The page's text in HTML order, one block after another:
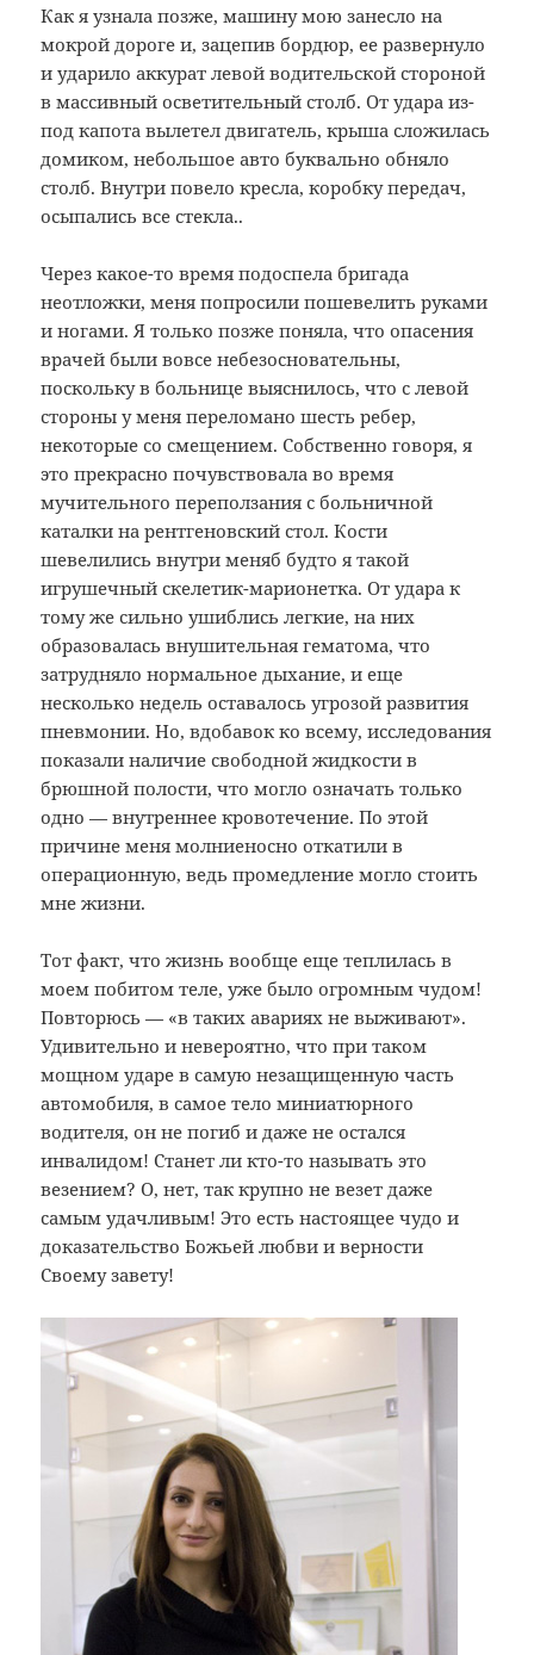
Как я узнала позже, машину мою занесло на
мокрой дороге и, зацепив бордюр, ее развернуло
и ударило аккурат левой водительской стороной
в массивный осветительный столб. От удара из-
под капота вылетел двигатель, крыша сложилась
домиком, небольшое авто буквально обняло
столб. Внутри повело кресла, коробку передач,
осыпались все стекла..
Через какое-то время подоспела бригада
неотложки, меня попросили пошевелить руками
и ногами. Я только позже поняла, что опасения
врачей были вовсе небезосновательны,
поскольку в больнице выяснилось, что с левой
стороны у меня переломано шесть ребер,
некоторые со смещением. Собственно говоря, я
это прекрасно почувствовала во время
мучительного переползания с больничной
каталки на рентгеновский стол. Кости
шевелились внутри меняб будто я такой
игрушечный скелетик-марионетка. От удара к
тому же сильно ушиблись легкие, на них
образовалась внушительная гематома, что
затрудняло нормальное дыхание, и еще
несколько недель оставалось угрозой развития
пневмонии. Но, вдобавок ко всему, исследования
показали наличие свободной жидкости в
брюшной полости, что могло означать только
одно — внутреннее кровотечение. По этой
причине меня молниеносно откатили в
операционную, ведь промедление могло стоить
мне жизни.
Тот факт, что жизнь вообще еще теплилась в
моем побитом теле, уже было огромным чудом!
Повторюсь — «в таких авариях не выживают».
Удивительно и невероятно, что при таком
мощном ударе в самую незащищенную часть
автомобиля, в самое тело миниатюрного
водителя, он не погиб и даже не остался
инвалидом! Станет ли кто-то называть это
везением? О, нет, так крупно не везет даже
самым удачливым! Это есть настоящее чудо и
доказательство Божьей любви и верности
Своему завету!